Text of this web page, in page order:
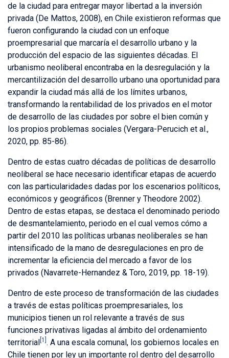
de la ciudad para entregar mayor libertad a la inversión
privada (De Mattos, 2008), en Chile existieron reformas que
fueron configurando la ciudad con un enfoque
proempresarial que marcaría el desarrollo urbano y la
producción del espacio de las siguientes décadas. El
urbanismo neoliberal encontraba en la desregulación y la
mercantilización del desarrollo urbano una oportunidad para
expandir la ciudad más allá de los límites urbanos,
transformando la rentabilidad de los privados en el motor
de desarrollo de las ciudades por sobre el bien común y
los propios problemas sociales (Vergara-Perucich et al.,
2020, pp. 85-86).
Dentro de estas cuatro décadas de políticas de desarrollo
neoliberal se hace necesario identificar etapas de acuerdo
con las particularidades dadas por los escenarios políticos,
económicos y geográficos (Brenner y Theodore 2002).
Dentro de estas etapas, se destaca el denominado periodo
de desmantelamiento, periodo en el cual vemos cómo a
partir del 2010 las políticas urbanas neoliberales se han
intensificado de la mano de desregulaciones en pro de
incrementar la eficiencia del mercado a favor de los
privados (Navarrete-Hernandez & Toro, 2019, pp. 18-19).
Dentro de este proceso de transformación de las ciudades
a través de estas políticas proempresariales, los
municipios tienen un rol relevante a través de sus
funciones privativas ligadas al ámbito del ordenamiento
territorial [1] . A una escala comunal, los gobiernos locales en
Chile tienen por ley un importante rol dentro del desarrollo